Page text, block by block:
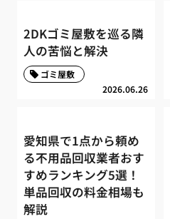
2DKゴミ屋敷を巡る隣
人の苦悩と解決
2026.06.26
ゴミ屋敷
愛知県で1点から頼め
る不用品回収業者おす
すめランキング5選！
単品回収の料金相場も
解説